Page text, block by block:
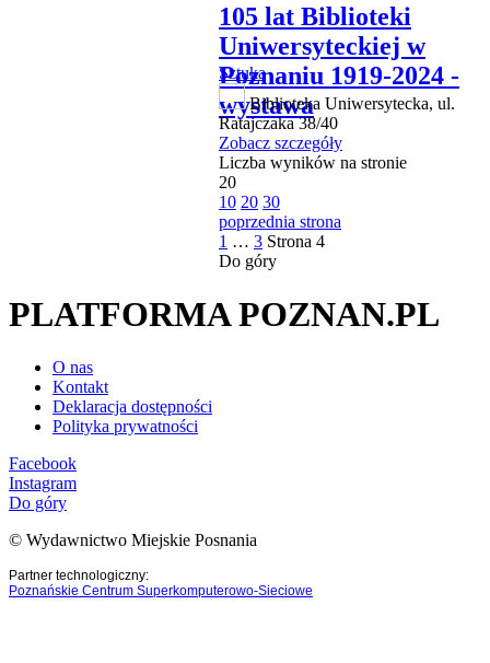
105 lat Biblioteki
Uniwersyteckiej w
Poznaniu 1919-2024 -
wystawa
Sztuka
Biblioteka Uniwersytecka, ul.
Ratajczaka 38/40
Zobacz szczegóły
Liczba wyników na stronie
20
10 20 30
poprzednia strona
1 … 3 Strona 4
Do góry
PLATFORMA POZNAN.PL
O nas
Kontakt
Deklaracja dostępności
Polityka prywatności
Facebook
Instagram
Do góry
© Wydawnictwo Miejskie Posnania
Partner technologiczny:
Poznańskie Centrum Superkomputerowo-Sieciowe